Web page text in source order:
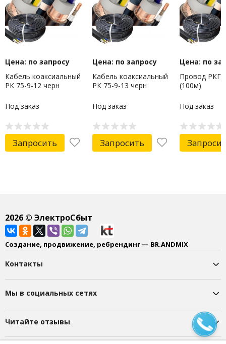
Цена: по запросу
Кабель коаксиальный
РК 75-9-12 черн
Под заказ
Запросить
Цена: по запросу
Кабель коаксиальный
РК 75-9-13 черн
Под заказ
Запросить
Цена: по
Провод
(100м)
Под заказ
2026© ЭлектроСбыт
Создание, продвижение, ребрендинг — BR.ANDMIX
Контакты
Мы в социальных сетях
Читайте отзывы